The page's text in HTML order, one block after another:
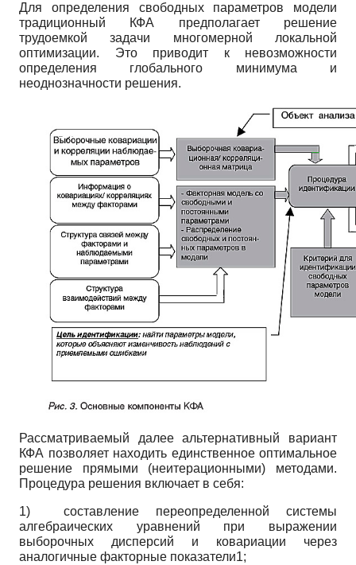
Для определения свободных параметров модели
традиционный КФА предполагает решение
трудоемкой задачи многомерной локальной
оптимизации. Это приводит к невозможности
определения глобального минимума и
неоднозначности решения.
Рассматриваемый далее альтернативный вариант
КФА позволяет находить единственное оптимальное
решение прямыми (неитерационными) методами.
Процедура решения включает в себя:
1) составление переопределенной системы
алгебраических уравнений при выражении
выборочных дисперсий и ковариации через
аналогичные факторные показатели1;